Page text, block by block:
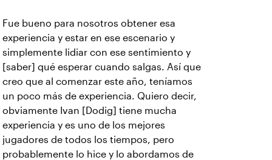
Fue bueno para nosotros obtener esa
experiencia y estar en ese escenario y
simplemente lidiar con ese sentimiento y
[saber] qué esperar cuando salgas. Así que
creo que al comenzar este año, teníamos
un poco más de experiencia. Quiero decir,
obviamente Ivan [Dodig] tiene mucha
experiencia y es uno de los mejores
jugadores de todos los tiempos, pero
probablemente lo hice y lo abordamos de